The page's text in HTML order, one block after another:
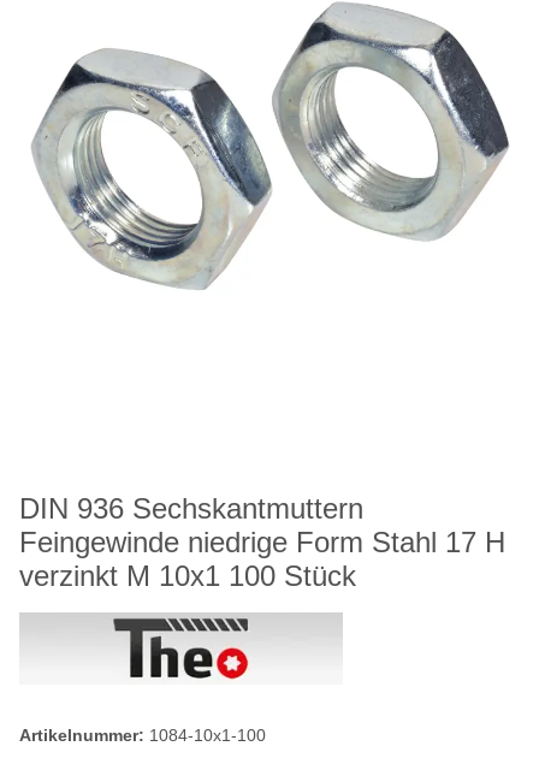
DIN 936 Sechskantmuttern
Feingewinde niedrige Form Stahl 17 H
verzinkt M 10x1 100 Stück
Artikelnummer: 1084-10x1-100